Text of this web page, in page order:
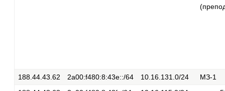
188.44.43.62 2a00:f480:8:43e::/64 10.16.131.0/24
МЗ-1